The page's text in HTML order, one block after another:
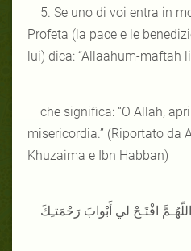
5. Se uno di voi entra in
Profeta (la pace e le
lui) dica: “Allaahum-maftah
che significa: “O Allah,
misericordia.” (Riportato da
Khuzaima e Ibn Habban)
اللّهُـمَّ افْتَـحْ لي أَبْوابَ رَحْمَتـِكَ